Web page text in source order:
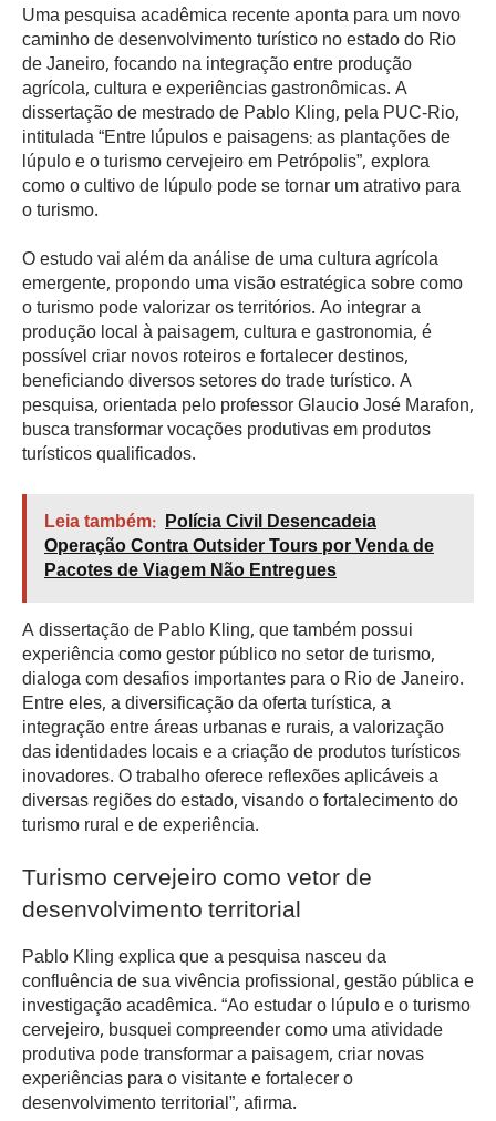
Uma pesquisa acadêmica recente aponta para um novo
caminho de desenvolvimento turístico no estado do Rio
de Janeiro, focando na integração entre produção
agrícola, cultura e experiências gastronômicas. A
dissertação de mestrado de Pablo Kling, pela PUC-Rio,
intitulada “Entre lúpulos e paisagens: as plantações de
lúpulo e o turismo cervejeiro em Petrópolis”, explora
como o cultivo de lúpulo pode se tornar um atrativo para
o turismo.
O estudo vai além da análise de uma cultura agrícola
emergente, propondo uma visão estratégica sobre como
o turismo pode valorizar os territórios. Ao integrar a
produção local à paisagem, cultura e gastronomia, é
possível criar novos roteiros e fortalecer destinos,
beneficiando diversos setores do trade turístico. A
pesquisa, orientada pelo professor Glaucio José Marafon,
busca transformar vocações produtivas em produtos
turísticos qualificados.
Leia também: Polícia Civil Desencadeia
Operação Contra Outsider Tours por Venda de
Pacotes de Viagem Não Entregues
A dissertação de Pablo Kling, que também possui
experiência como gestor público no setor de turismo,
dialoga com desafios importantes para o Rio de Janeiro.
Entre eles, a diversificação da oferta turística, a
integração entre áreas urbanas e rurais, a valorização
das identidades locais e a criação de produtos turísticos
inovadores. O trabalho oferece reflexões aplicáveis a
diversas regiões do estado, visando o fortalecimento do
turismo rural e de experiência.
Turismo cervejeiro como vetor de
desenvolvimento territorial
Pablo Kling explica que a pesquisa nasceu da
confluência de sua vivência profissional, gestão pública e
investigação acadêmica. “Ao estudar o lúpulo e o turismo
cervejeiro, busquei compreender como uma atividade
produtiva pode transformar a paisagem, criar novas
experiências para o visitante e fortalecer o
desenvolvimento territorial”, afirma.